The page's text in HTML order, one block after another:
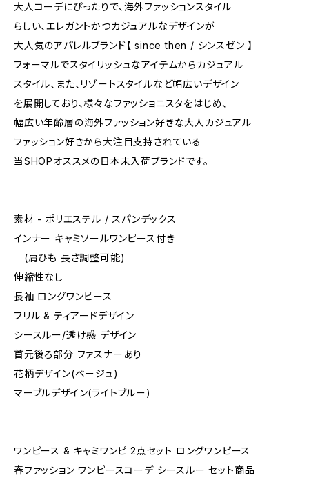
大人コーデにぴったりで、海外ファッションスタイル
らしい、エレガントかつカジュアルなデザインが
大人気のアパレルブランド【 since then / シンスゼン 】
フォーマルでスタイリッシュなアイテムからカジュアル
スタイル、また、リゾートスタイルなど幅広いデザイン
を展開しており、様々なファッショニスタをはじめ、
幅広い年齢層の海外ファッション好きな大人カジュアル
ファッション好きから大注目支持されている
当SHOPオススメの日本未入荷ブランドです。
素材 - ポリエステル / スパンデックス
インナー キャミソールワンピース付き
(肩ひも 長さ調整可能)
伸縮性なし
長袖 ロングワンピース
フリル & ティアードデザイン
シースルー/透け感 デザイン
首元後ろ部分 ファスナーあり
花柄デザイン(ベージュ)
マーブルデザイン(ライトブルー)
ワンピース & キャミワンピ 2点セット ロングワンピース
春ファッション ワンピースコーデ シースルー セット商品